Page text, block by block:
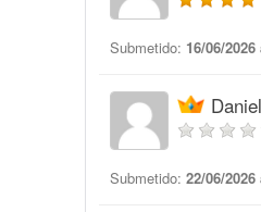
Submetido: 16/06/2026
Submetido: 22/06/2026